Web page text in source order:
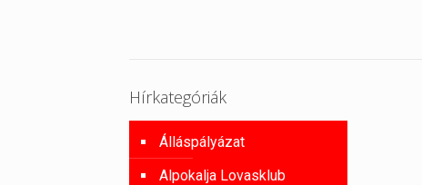
Hírkategóriák
Álláspályázat
Alpokalja Lovasklub